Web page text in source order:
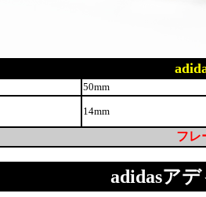
50mm
14mm
フレ
adidasアデ